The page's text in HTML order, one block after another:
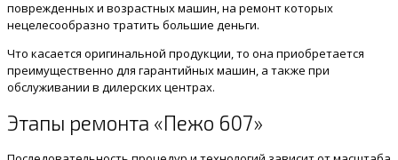
поврежденных и возрастных машин, на ремонт которых
нецелесообразно тратить большие деньги.
Что касается оригинальной продукции, то она приобретается
преимущественно для гарантийных машин, а также при
обслуживании в дилерских центрах.
Этапы ремонта «Пежо 607»